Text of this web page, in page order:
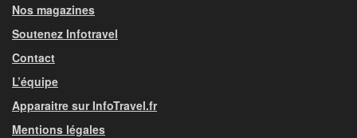
Nos magazines
Soutenez Infotravel
Contact
L’équipe
Apparaitre sur InfoTravel.fr
Mentions légales